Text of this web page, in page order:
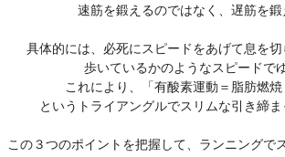
速筋を鍛えるのではなく、遅筋を
具体的には、必死にスピードをあげて息を
歩いているかのようなスピードで
これにより、「有酸素運動＝脂肪燃
というトライアングルでスリムな引き締
この３つのポイントを把握して、ランニングで